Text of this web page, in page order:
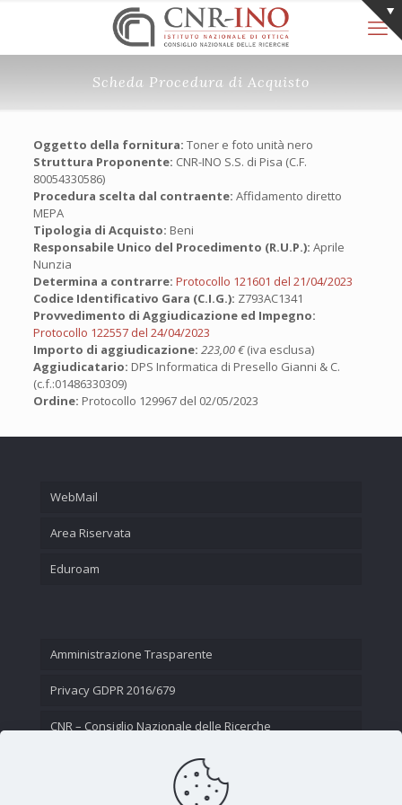
Scheda Procedura di Acquisto
Oggetto della fornitura: Toner e foto unità nero
Struttura Proponente: CNR-INO S.S. di Pisa (C.F.
80054330586)
Procedura scelta dal contraente: Affidamento diretto
MEPA
Tipologia di Acquisto: Beni
Responsabile Unico del Procedimento (R.U.P.): Aprile
Nunzia
Determina a contrarre: Protocollo 121601 del 21/04/2023
Codice Identificativo Gara (C.I.G.): Z793AC1341
Provvedimento di Aggiudicazione ed Impegno:
Protocollo 122557 del 24/04/2023
Importo di aggiudicazione: 223,00 €(iva esclusa)
Aggiudicatario: DPS Informatica di Presello Gianni & C.
(c.f.:01486330309)
Ordine: Protocollo 129967 del 02/05/2023
WebMail
Area Riservata
Eduroam
Amministrazione Trasparente
Privacy GDPR 2016/679
CNR – Consiglio Nazionale delle Ricerche